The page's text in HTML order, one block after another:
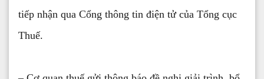
tiếp nhận qua Cổng thông tin điện tử của Tổng cục
Thuế.